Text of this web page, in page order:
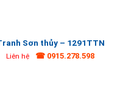
Sơn thủy – 1291TTN
Liên hệ ☎ 0915.278.598